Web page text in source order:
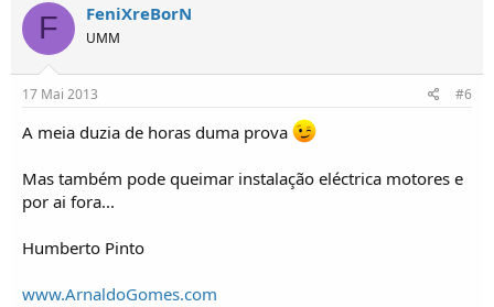
F FeniXreBorN
UMM
17 Mai 2013 #6
A meia duzia de horas duma prova
Mas também pode queimar instalação eléctrica motores e
por ai fora...
Humberto Pinto
www.ArnaldoGomes.com